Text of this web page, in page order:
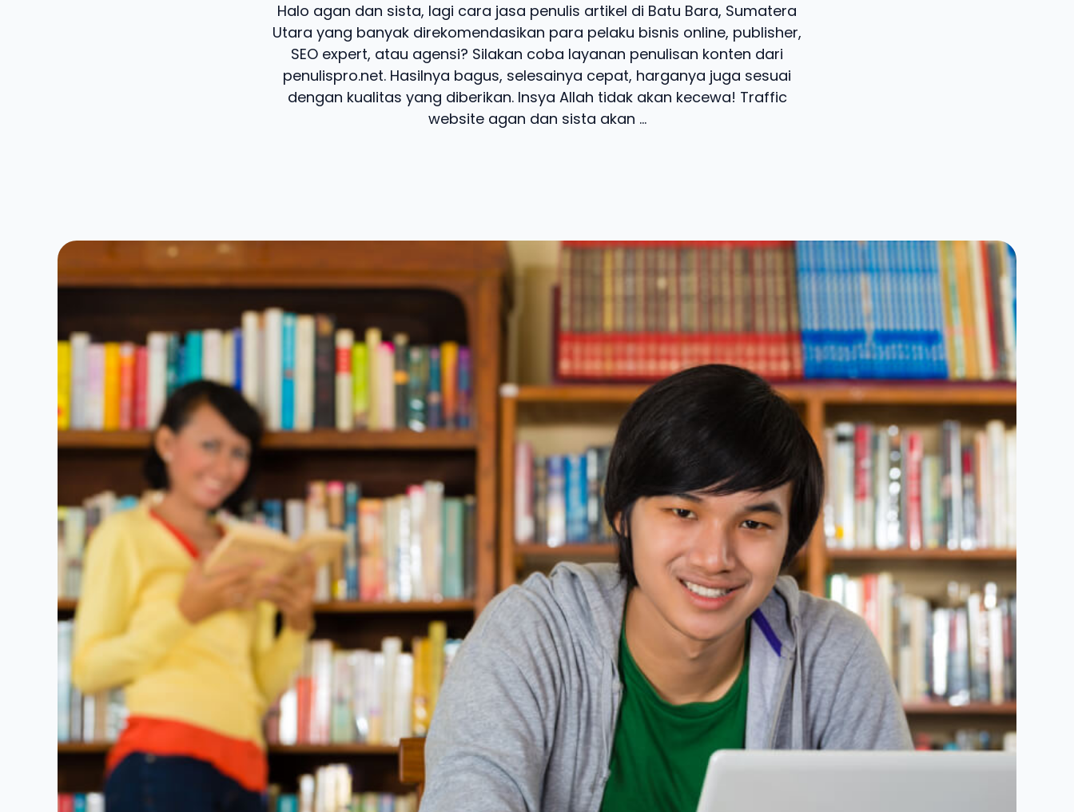
Halo agan dan sista, lagi cara jasa penulis artikel di Batu Bara, Sumatera
Utara yang banyak direkomendasikan para pelaku bisnis online, publisher,
SEO expert, atau agensi? Silakan coba layanan penulisan konten dari
penulispro.net. Hasilnya bagus, selesainya cepat, harganya juga sesuai
dengan kualitas yang diberikan. Insya Allah tidak akan kecewa! Traffic
website agan dan sista akan ...